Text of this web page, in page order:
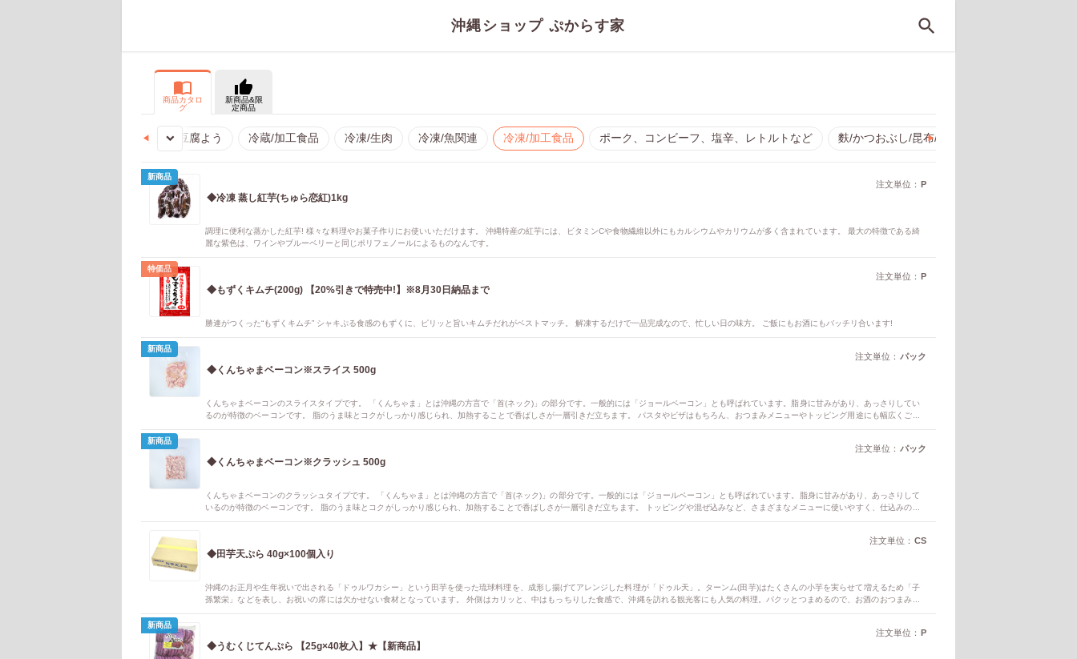
沖縄ショップ ぷからす家
import_contacts
商品カタロ
グ
thumb_up
新商品&限
定商品
島豆腐/ジーマーミ/ゆし/豆腐よう 冷蔵/加工食品 冷凍/生肉 冷凍/魚関連 冷凍/加工食品 ポーク、コンビーフ、塩辛、レトルトなど 麩/かつおぶし/昆布/アーサ
expand_more
◀︎ ▶︎
新商品
◆冷凍 蒸し紅芋(ちゅら恋紅)1kg
注文単位： P
調理に便利な蒸かした紅芋! 様々な料理やお菓子作りにお使いいただけます。 沖縄特産の紅芋には、ビタミンCや食物繊維以外にもカルシウムやカリウムが多く含まれています。 最大の特徴である綺
麗な紫色は、ワインやブルーベリーと同じポリフェノールによるものなんです。
特価品
◆もずくキムチ(200g) 【20%引きで特売中!】※8月30日納品まで
注文単位： P
勝連がつくった“もずくキムチ” シャキぷる食感のもずくに、ピリッと旨いキムチだれがベストマッチ。 解凍するだけで一品完成なので、忙しい日の味方。 ご飯にもお酒にもバッチリ合います!
新商品
◆くんちゃまベーコン※スライス 500g
注文単位： パック
くんちゃまベーコンのスライスタイプです。 「くんちゃま」とは沖縄の方言で「首(ネック)」の部分です。一般的には「ジョールベーコン」とも呼ばれています。脂身に甘みがあり、あっさりしてい
るのが特徴のベーコンです。 脂のうま味とコクがしっかり感じられ、加熱することで香ばしさが一層引きだ立ちます。 パスタやピザはもちろん、おつまみメニューやトッピング用途にも幅広くご活
新商品
◆くんちゃまベーコン※クラッシュ 500g
注文単位： パック
くんちゃまベーコンのクラッシュタイプです。 「くんちゃま」とは沖縄の方言で「首(ネック)」の部分です。一般的には「ジョールベーコン」とも呼ばれています。脂身に甘みがあり、あっさりして
いるのが特徴のベーコンです。 脂のうま味とコクがしっかり感じられ、加熱することで香ばしさが一層引きだ立ちます。 トッピングや混ぜ込みなど、さまざまなメニューに使いやすく、仕込みの手
◆田芋天ぷら 40g×100個入り
注文単位： CS
沖縄のお正月や生年祝いで出される「ドゥルワカシー」という田芋を使った琉球料理を、成形し揚げてアレンジした料理が「ドゥル天」。ターンム(田芋)はたくさんの小芋を実らせて増えるため「子
孫繁栄」などを表し、お祝いの席には欠かせない食材となっています。 外側はカリッと、中はもっちりした食感で、沖縄を訪れる観光客にも人気の料理。パクッとつまめるので、お酒のおつまみに
新商品
◆うむくじてんぷら 【25g×40枚入】★【新商品】
注文単位： P